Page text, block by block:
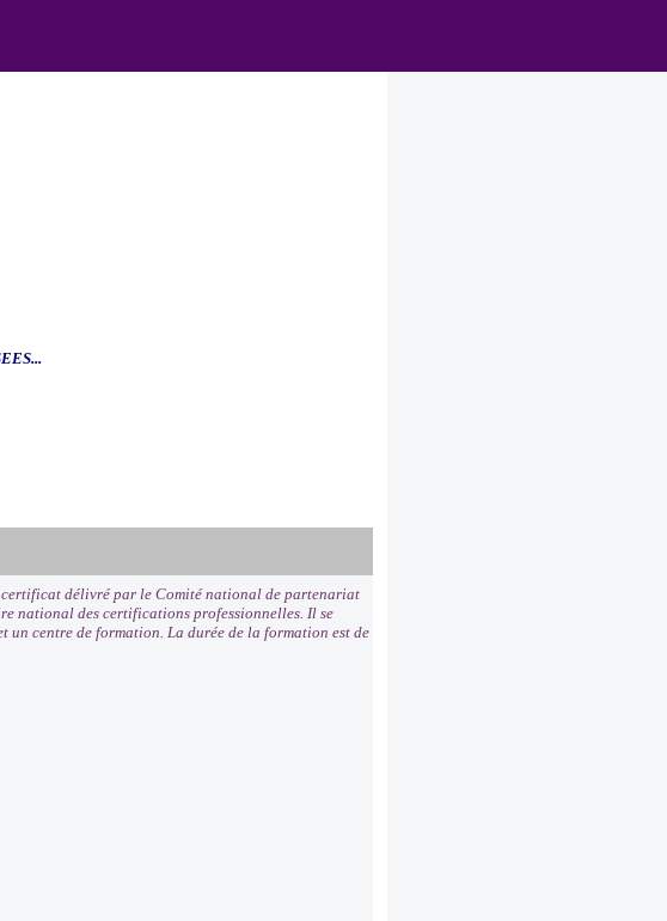
délivré par le Comité national de partenariat
national des certifications professionnelles. Il se
un centre de formation. La durée de la formation est de